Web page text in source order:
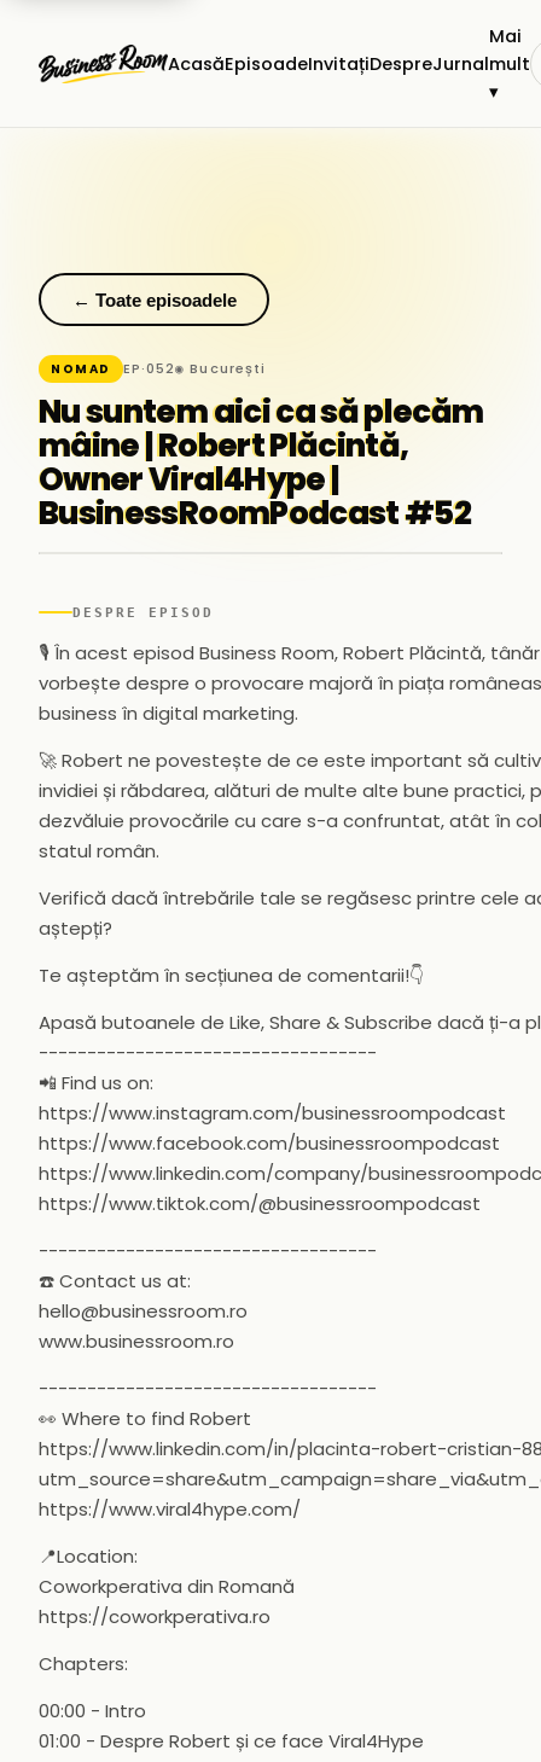
AcasăEpisoadeInvitațiDespreJurnal
Mai
mult
▾
← Toate episoadele
NOMAD EP·052◉ București
Nu suntem aici ca să plecăm
mâine | Robert Plăcintă,
Owner Viral4Hype |
BusinessRoomPodcast #52
DESPRE EPISOD
🎙️ În acest episod Business Room, Robert Plăcintă,
vorbește despre o provocare majoră în piața
business în digital marketing.
🚀 Robert ne povestește de ce este important să
invidiei și răbdarea, alături de multe alte bune practici,
dezvăluie provocările cu care s-a confruntat, atât în
statul român.
Verifică dacă întrebările tale se regăsesc printre cele
aștepți?
Te așteptăm în secțiunea de comentarii!👇
Apasă butoanele de Like, Share & Subscribe dacă ți-a
-----------------------------------
📲 Find us on:
https://www.instagram.com/businessroompodcast
https://www.facebook.com/businessroompodcast
https://www.linkedin.com/company/
https://www.tiktok.com/@businessroompodcast
-----------------------------------
☎️ Contact us at:
hello@businessroom.ro
www.businessroom.ro
-----------------------------------
👀 Where to find Robert
https://www.linkedin.com/in/placinta-robert-cristian-
https://www.viral4hype.com/
📍Location:
Coworkperativa din Romană
https://coworkperativa.ro
Chapters:
00:00 - Intro
01:00 - Despre Robert și ce face Viral4Hype